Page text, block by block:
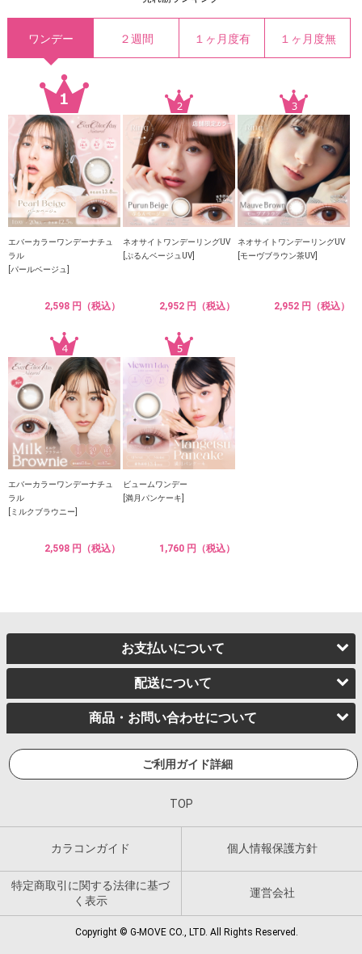
ワンデー ２週間 １ヶ月度有 １ヶ月度無
エバーカラーワンデーナチュ
ラル
[パールベージュ]
2,598 円（税込）
ネオサイトワンデーリングUV
[ぷるんベージュUV]
2,952 円（税込）
ネオサイトワンデーリングUV
[モーヴブラウン茶UV]
2,952 円（税込）
エバーカラーワンデーナチュ
ラル
[ミルクブラウニー]
2,598 円（税込）
ビュームワンデー
[満月パンケーキ]
1,760 円（税込）
お支払いについて
配送について
商品・お問い合わせについて
ご利用ガイド詳細
TOP
カラコンガイド 個人情報保護方針
特定商取引に関する法律に基づ
く表示
運営会社
Copyright © G-MOVE CO., LTD. All Rights Reserved.